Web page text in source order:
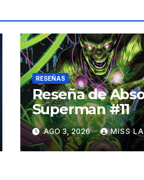
RESEÑAS
Reseña de
Superman #11
AGO 3, 2026 MISS